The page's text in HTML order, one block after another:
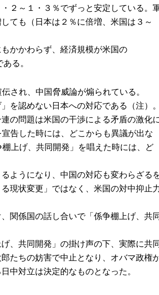
２～１・３％でずっと安定している。
ても（日本は２％に倍増、米国は３～
かかわらず、経済規模が米国の
る。
され、中国脅威論が煽られている。
を認めない日本への対応である（注）。
の問題は米国の干渉による矛盾の激化
告した時には、どこからも異議が出な
上げ、共同開発」を唱えた時には、ど
ようになり、中国の対応も変わらざる
現状変更」ではなく、米国の対中抑止
関係国の話し合いで「係争棚上げ、共同
、共同開発」の掛け声の下、実際に共同
たちの妨害で中止となり、オバマ政権
中対立は決定的なものとなった。